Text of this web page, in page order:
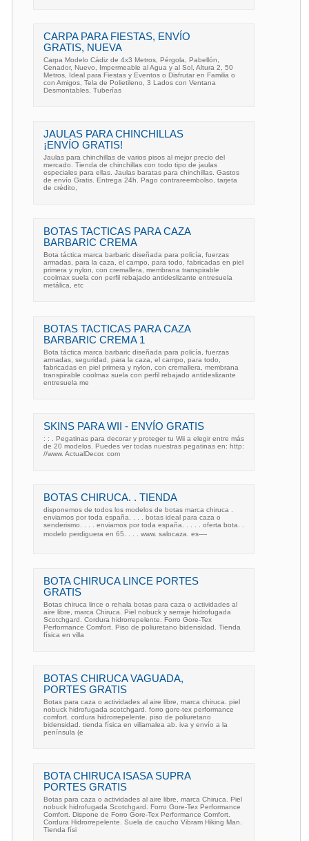
CARPA PARA FIESTAS, ENVÍO
GRATIS, NUEVA
Carpa Modelo Cádiz de 4x3 Metros, Pérgola, Pabellón,
Cenador, Nuevo, Impermeable al Agua y al Sol, Altura 2, 50
Metros, Ideal para Fiestas y Eventos o Disfrutar en Familia o
con Amigos, Tela de Polietileno, 3 Lados con Ventana
Desmontables, Tuberías
JAULAS PARA CHINCHILLAS
¡ENVÍO GRATIS!
Jaulas para chinchillas de varios pisos al mejor precio del
mercado. Tienda de chinchillas con todo tipo de jaulas
especiales para ellas. Jaulas baratas para chinchillas. Gastos
de envío Gratis. Entrega 24h. Pago contrareembolso, tarjeta
de crédito,
BOTAS TACTICAS PARA CAZA
BARBARIC CREMA
Bota táctica marca barbaric diseñada para policía, fuerzas
armadas, para la caza, el campo, para todo, fabricadas en piel
primera y nylon, con cremallera, membrana transpirable
coolmax suela con perfil rebajado antideslizante entresuela
metálica, etc
BOTAS TACTICAS PARA CAZA
BARBARIC CREMA 1
Bota táctica marca barbaric diseñada para policía, fuerzas
armadas, seguridad, para la caza, el campo, para todo,
fabricadas en piel primera y nylon, con cremallera, membrana
transpirable coolmax suela con perfil rebajado antideslizante
entresuela me
SKINS PARA WII - ENVÍO GRATIS
: : . Pegatinas para decorar y proteger tu Wii a elegir entre más
de 20 modelos. Puedes ver todas nuestras pegatinas en: http:
//www. ActualDecor. com
BOTAS CHIRUCA. . TIENDA
disponemos de todos los modelos de botas marca chiruca .
enviamos por toda españa. . . . botas ideal para caza o
senderismo. . . . enviamos por toda españa. . . . . oferta bota. .
modelo perdiguera en 65. . . . www. salocaza. es----
BOTA CHIRUCA LINCE PORTES
GRATIS
Botas chiruca lince o rehala botas para caza o actividades al
aire libre, marca Chiruca. Piel nobuck y serraje hidrofugada
Scotchgard. Cordura hidrorrepelente. Forro Gore-Tex
Performance Comfort. Piso de poliuretano bidensidad. Tienda
física en villa
BOTAS CHIRUCA VAGUADA,
PORTES GRATIS
Botas para caza o actividades al aire libre, marca chiruca. piel
nobuck hidrofugada scotchgard. forro gore-tex performance
comfort. cordura hidrorrepelente. piso de poliuretano
bidensidad. tienda física en villamalea ab. iva y envío a la
península (e
BOTA CHIRUCA ISASA SUPRA
PORTES GRATIS
Botas para caza o actividades al aire libre, marca Chiruca. Piel
nobuck hidrofugada Scotchgard. Forro Gore-Tex Performance
Comfort. Dispone de Forro Gore-Tex Performance Comfort.
Cordura Hidrorrepelente. Suela de caucho Vibram Hiking Man.
Tienda físi